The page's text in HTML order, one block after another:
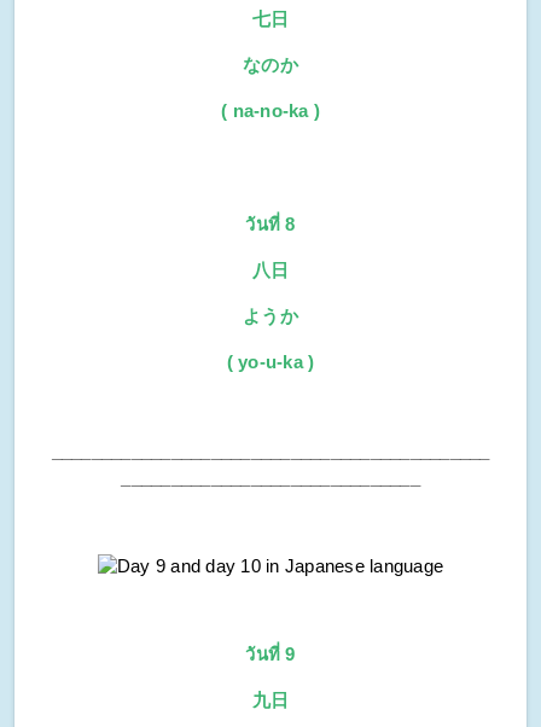
七日
なのか
( na-no-ka )
วันที่ 8
八日
ようか
( yo-u-ka )
วันที่ 9
九日